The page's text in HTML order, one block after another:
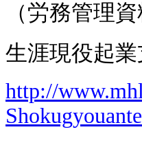
（労務管理
生涯現役起
http://